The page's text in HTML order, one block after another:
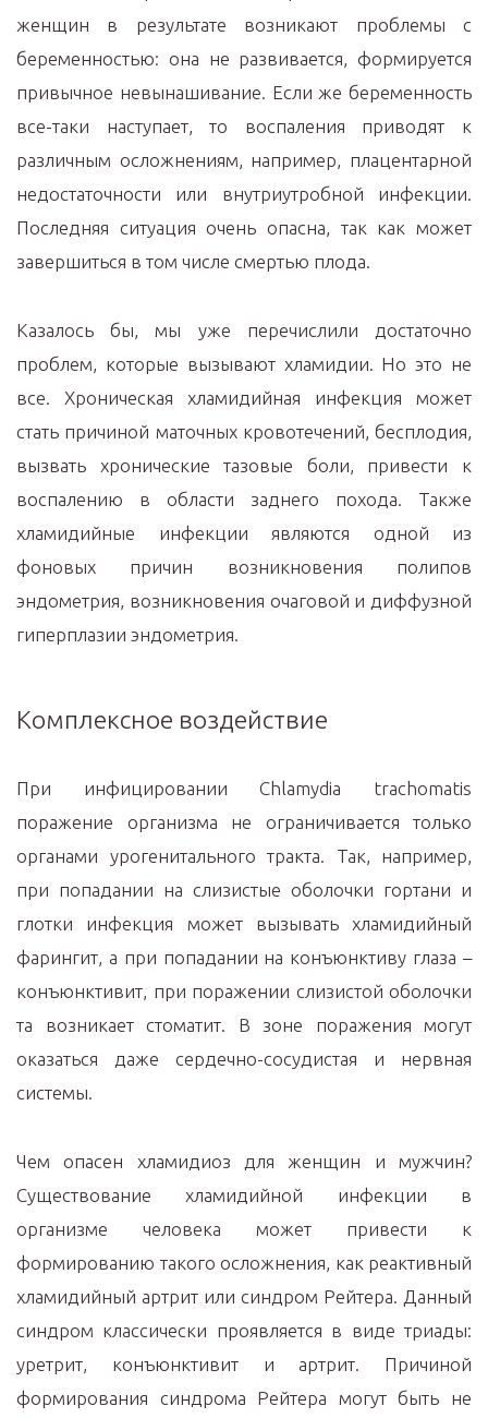
женщин в результате возникают проблемы с
беременностью: она не развивается, формируется
привычное невынашивание. Если же беременность
все-таки наступает, то воспаления приводят к
различным осложнениям, например, плацентарной
недостаточности или внутриутробной инфекции.
Последняя ситуация очень опасна, так как может
завершиться в том числе смертью плода.
Казалось бы, мы уже перечислили достаточно
проблем, которые вызывают хламидии. Но это не
все. Хроническая хламидийная инфекция может
стать причиной маточных кровотечений, бесплодия,
вызвать хронические тазовые боли, привести к
воспалению в области заднего похода. Также
хламидийные инфекции являются одной из
фоновых причин возникновения полипов
эндометрия, возникновения очаговой и диффузной
гиперплазии эндометрия.
Комплексное воздействие
При инфицировании Chlamydia trachomatis
поражение организма не ограничивается только
органами урогенитального тракта. Так, например,
при попадании на слизистые оболочки гортани и
глотки инфекция может вызывать хламидийный
фарингит, а при попадании на конъюнктиву глаза –
конъюнктивит, при поражении слизистой оболочки
та возникает стоматит. В зоне поражения могут
оказаться даже сердечно-сосудистая и нервная
системы.
Чем опасен хламидиоз для женщин и мужчин?
Существование хламидийной инфекции в
организме человека может привести к
формированию такого осложнения, как реактивный
хламидийный артрит или синдром Рейтера. Данный
синдром классически проявляется в виде триады:
уретрит, конъюнктивит и артрит. Причиной
формирования синдрома Рейтера могут быть не